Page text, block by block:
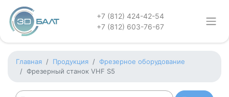
+7 (812) 424-42-54
+7 (812) 603-76-67
Главная Продукция
Фрезерное оборудование
Фрезерный станок VHF S5